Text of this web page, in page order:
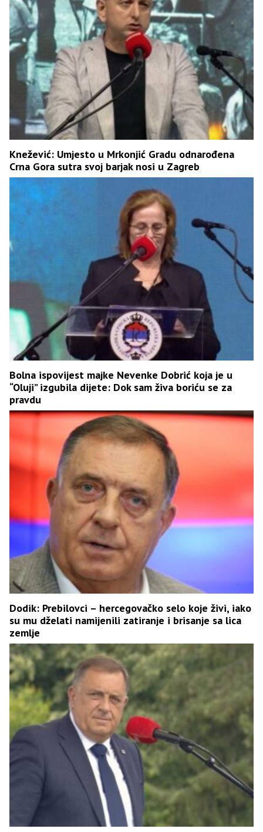
Knežević: Umjesto u Mrkonjić Gradu odnarođena
Crna Gora sutra svoj barjak nosi u Zagreb
Bolna ispovijest majke Nevenke Dobrić koja je u
“Oluji” izgubila dijete: Dok sam živa boriću se za
pravdu
Dodik: Prebilovci – hercegovačko selo koje živi, iako
su mu dželati namijenili zatiranje i brisanje sa lica
zemlje